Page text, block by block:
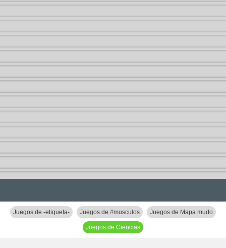
Juegos de -etiqueta- Juegos de #musculos Juegos de Mapa mudo
Juegos de Ciencias